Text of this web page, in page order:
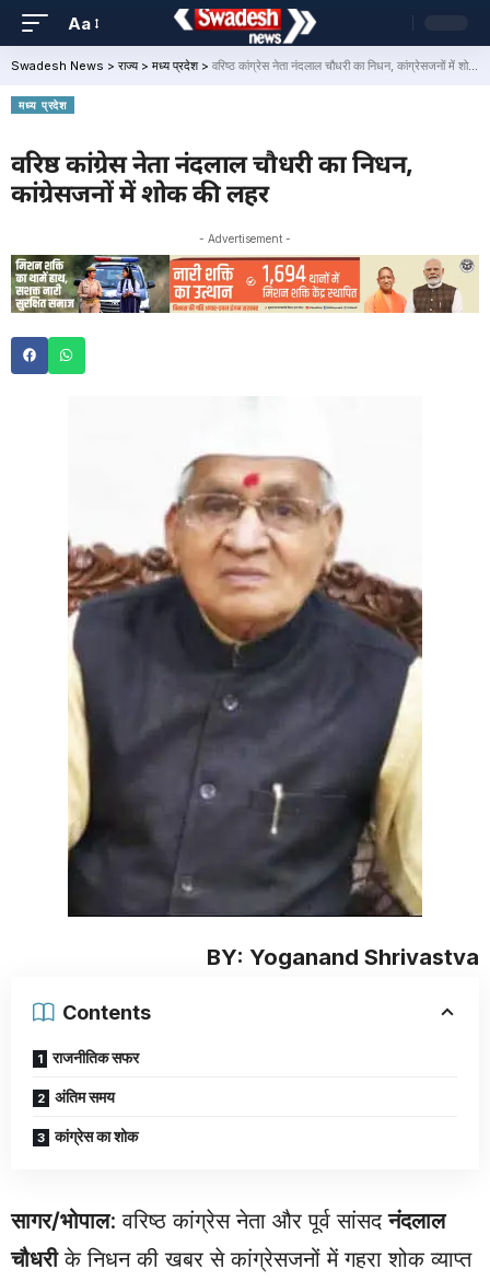
Aa
Swadesh News > राज्य> मध्य प्रदेश> वरिष्ठ कांग्रेस नेता नंदलाल चौधरी का निधन, कांग्रेसजनों में शोक की लहर
मध्य प्रदेश
वरिष्ठ कांग्रेस नेता नंदलाल चौधरी का निधन,
कांग्रेसजनों में शोक की लहर
- Advertisement -
BY: Yoganand Shrivastva
Contents
राजनीतिक सफर
अंतिम समय
कांग्रेस का शोक
सागर/भोपाल: वरिष्ठ कांग्रेस नेता और पूर्व सांसदनंदलाल
चौधरीके निधन की खबर से कांग्रेसजनों में गहरा शोक व्याप्त